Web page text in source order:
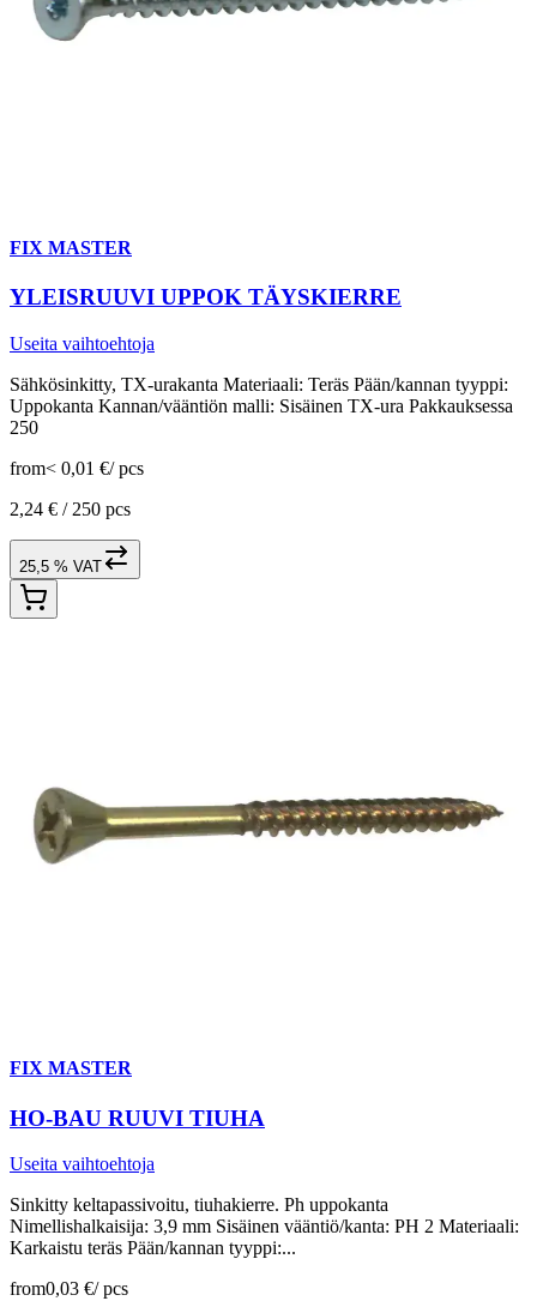
FIX MASTER
YLEISRUUVI UPPOK TÄYSKIERRE
Useita vaihtoehtoja
Sähkösinkitty, TX-urakanta Materiaali: Teräs Pään/kannan tyyppi:
Uppokanta Kannan/vääntiön malli: Sisäinen TX-ura Pakkauksessa
250
from< 0,01 €/ pcs
2,24 € / 250 pcs
25,5 % VAT
FIX MASTER
HO-BAU RUUVI TIUHA
Useita vaihtoehtoja
Sinkitty keltapassivoitu, tiuhakierre. Ph uppokanta
Nimellishalkaisija: 3,9 mm Sisäinen vääntiö/kanta: PH 2 Materiaali:
Karkaistu teräs Pään/kannan tyyppi:...
from0,03 €/ pcs